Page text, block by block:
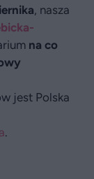
, nasza
na co
jest Polska
.